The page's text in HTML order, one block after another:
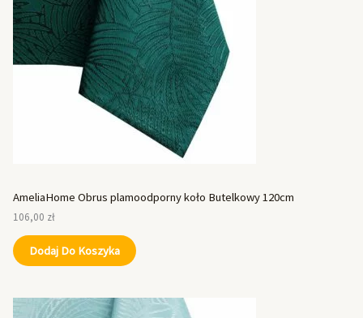
AmeliaHome Obrus plamoodporny koło Butelkowy 120cm
106,00 zł
Dodaj Do Koszyka